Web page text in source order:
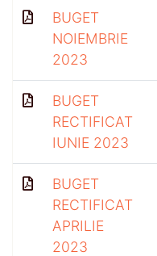
BUGET
NOIEMBRIE
2023
BUGET
RECTIFICAT
IUNIE 2023
BUGET
RECTIFICAT
APRILIE
2023